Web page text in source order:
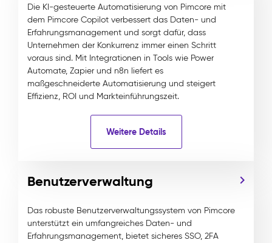
Die KI-gesteuerte Automatisierung von Pimcore mit
dem Pimcore Copilot verbessert das Daten- und
Erfahrungsmanagement und sorgt dafür, dass
Unternehmen der Konkurrenz immer einen Schritt
voraus sind. Mit Integrationen in Tools wie Power
Automate, Zapier und n8n liefert es
maßgeschneiderte Automatisierung und steigert
Effizienz, ROI und Markteinführungszeit.
Weitere Details
Benutzerverwaltung
Das robuste Benutzerverwaltungssystem von Pimcore
unterstützt ein umfangreiches Daten- und
Erfahrungsmanagement, bietet sicheres SSO, 2FA